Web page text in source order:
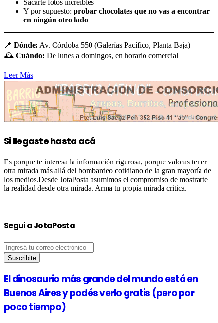
Sacarte fotos increíbles
Y por supuesto: probar chocolates que no vas a encontrar
en ningún otro lado
📍 Dónde: Av. Córdoba 550 (Galerías Pacífico, Planta Baja)
🕰️ Cuándo: De lunes a domingos, en horario comercial
Leer Más
Si llegaste hasta acá
Es porque te interesa la información rigurosa, porque valoras tener
otra mirada más allá del bombardeo cotidiano de la gran mayoría de
los medios.Desde JotaPosta asumimos el compromiso de mostrarte
la realidad desde otra mirada. Arma tu propia mirada critica.
Segui a JotaPosta
Ingresá
tu
correo
electrónico
El dinosaurio más grande del mundo está en
Buenos Aires y podés verlo gratis (pero por
poco tiempo)